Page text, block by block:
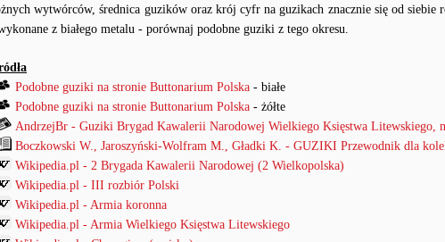
wytwórców, średnica guzików oraz krój cyfr na guzikach znacznie się od siebie
z białego metalu - porównaj podobne guziki z tego okresu.
Podobne guziki na stronie Buttonarium Polska - białe
Podobne guziki na stronie Buttonarium Polska - żółte
AndrzejBr - Guziki Brygad Kawalerii Narodowej Wielkiego Księstwa Litewskiego,
Boczkowski W., Jaroszyński-Wolfram M., Gładki K. - GUZIKI Przewodnik dla
Wikipedia.pl - 2 Brygada Kawalerii Narodowej (2 Wielkopolska)
Wikipedia.pl - III rozbiór Polski
Wikipedia.pl - Armia koronna
Wikipedia.pl - Armia Wielkiego Księstwa Litewskiego